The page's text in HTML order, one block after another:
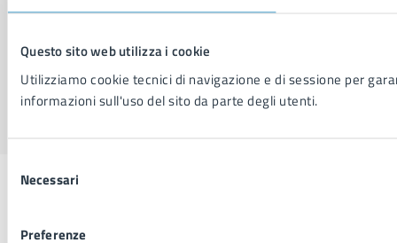
Questo sito web utilizza i cookie
Utilizziamo cookie tecnici di navigazione e di sessione per
informazioni sull'uso del sito da parte degli utenti.
delNecessari
Preferenze
Sito di archivio Crediti Mappa del sito